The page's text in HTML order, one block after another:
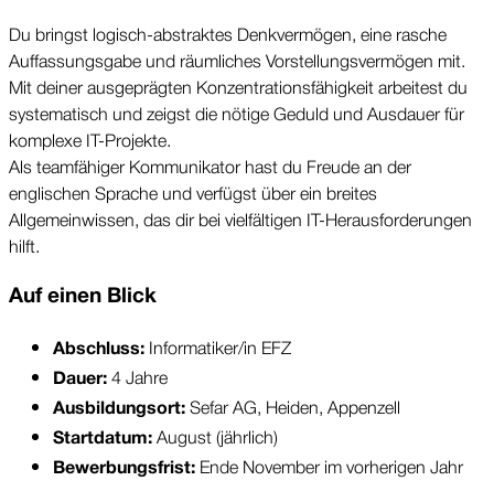
Du bringst logisch-abstraktes Denkvermögen, eine rasche
Auffassungsgabe und räumliches Vorstellungsvermögen mit.
Mit deiner ausgeprägten Konzentrationsfähigkeit arbeitest du
systematisch und zeigst die nötige Geduld und Ausdauer für
komplexe IT-Projekte.
Als teamfähiger Kommunikator hast du Freude an der
englischen Sprache und verfügst über ein breites
Allgemeinwissen, das dir bei vielfältigen IT-Herausforderungen
hilft.
Auf einen Blick
Abschluss: Informatiker/in EFZ
Dauer: 4 Jahre
Ausbildungsort: Sefar AG, Heiden, Appenzell
Startdatum: August (jährlich)
Bewerbungsfrist: Ende November im vorherigen Jahr